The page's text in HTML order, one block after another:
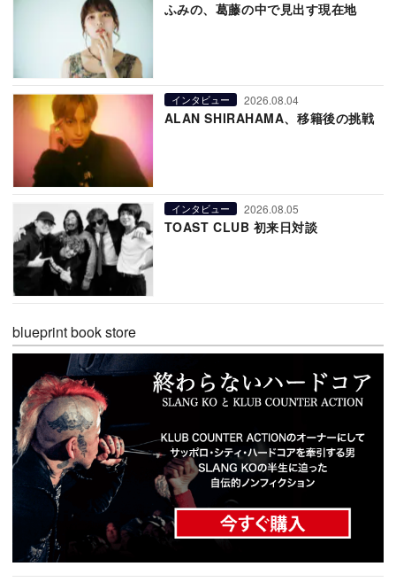
ふみの、葛藤の中で見出す現在地
インタビュー 2026.08.04
ALAN SHIRAHAMA、移籍後の挑戦
インタビュー 2026.08.05
TOAST CLUB 初来日対談
blueprint book store